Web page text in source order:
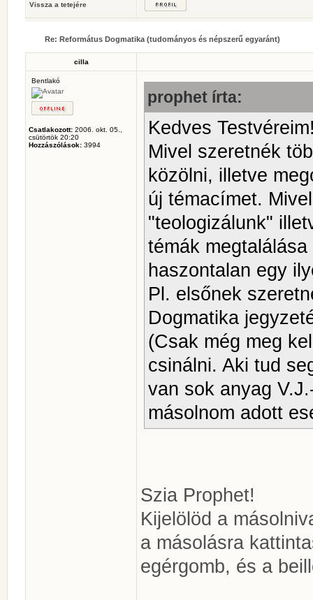
Vissza a tetejére
Re: Református Dogmatika (tudományos és népszerű egyaránt)
cilla
Bentlakó
Csatlakozott: 2006. okt. 05.,
csütörtök 20:20
Hozzászólások: 3994
prophet írta:
Kedves
Mivel szeretnék
közölni, illetve
új témacímet.
"teologizálunk"
témák
haszontalan egy
Pl. elsőnek
Dogmatika
(Csak még meg
csinálni. Aki tud
van sok anyag
másolnom adott
Szia Prophet!
Kijelölöd a
a másolásra
egérgomb, és a